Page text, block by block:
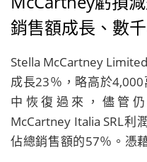
銷售額成長、數
抗議最低工資遭
首個100％純素
Stella McCartney
成長23％，略高於
中恢復過來，儘管
McCartney Italia SRL利
佔總銷售額的57％。憑